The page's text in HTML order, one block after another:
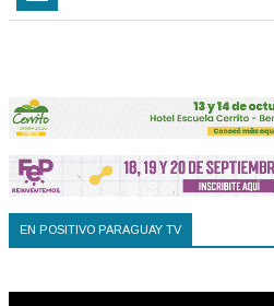
navigation
EN POSITIVO PARAGUAY TV